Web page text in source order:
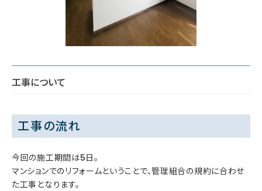
工事について
工事の流れ
今回の施工期間は5日。
マンションでのリフォームということで、管理組合の規約に合わせ
た工事となります。